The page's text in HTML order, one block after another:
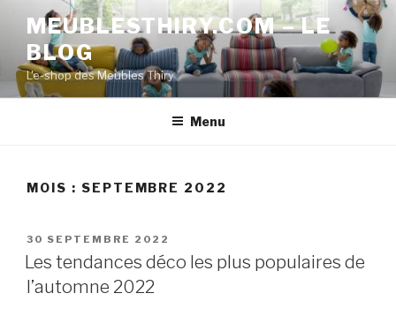
contenu
principal
MEUBLESTHIRY.COM – LE
BLOG
L'e-shop des Meubles Thiry
Menu
MOIS : SEPTEMBRE 2022
PUBLIÉ
LE
30 SEPTEMBRE 2022
Les tendances déco les plus populaires de
l’automne 2022